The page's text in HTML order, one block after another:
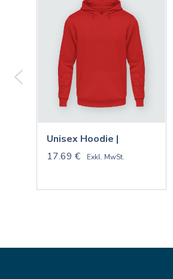
Unisex Hoodie |
17.69 €
Exkl. MwSt.